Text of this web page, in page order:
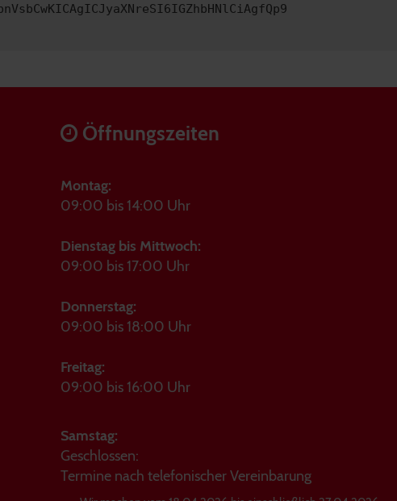
Öffnungszeiten
Montag:
09:00 bis 14:00 Uhr
Dienstag bis Mittwoch:
09:00 bis 17:00 Uhr
Donnerstag:
09:00 bis 18:00 Uhr
Freitag:
09:00 bis 16:00 Uhr
Samstag:
Geschlossen:
Termine nach telefonischer Vereinbarung